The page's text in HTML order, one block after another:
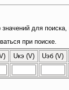
для
при поиске.
Uкэ (V) Uэб (V)